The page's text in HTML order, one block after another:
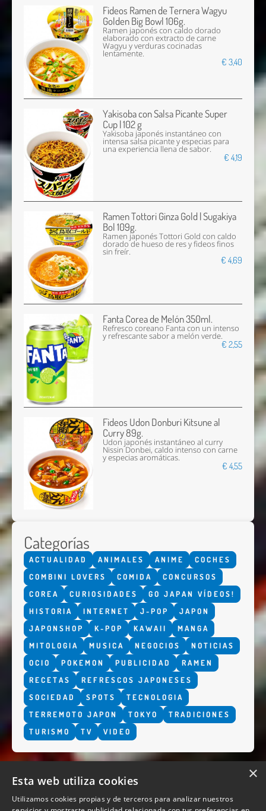
Fideos Ramen de Ternera Wagyu
Golden Big Bowl 106g.
Ramen japonés con caldo dorado
elaborado con extracto de carne
Wagyu y verduras cocinadas
lentamente.
€ 3,40
Yakisoba con Salsa Picante Super
Cup | 102 g
Yakisoba japonés instantáneo con
intensa salsa picante y especias para
una experiencia llena de sabor.
€ 4,19
Ramen Tottori Ginza Gold | Sugakiya
Bol 109g.
Ramen japonés Tottori Gold con caldo
dorado de hueso de res y fideos finos
sin freír.
€ 4,69
Fanta Corea de Melón 350ml.
Refresco coreano Fanta con un intenso
y refrescante sabor a melón verde.
€ 2,55
Fideos Udon Donburi Kitsune al
Curry 89g.
Udon japonés instantáneo al curry
Nissin Donbei, caldo intenso con carne
y especias aromáticas.
€ 4,55
Categorías
ACTUALIDAD ANIMALES ANIME
COCHES
COMBINI LOVERS
COMIDA
CONCURSOS
COREA
CURIOSIDADES
GO JAPAN VÍDEOS!
HISTORIA
INTERNET J-POP
JAPON
JAPONSHOP
K-POP KAWAII
MANGA
MITOLOGIA
MUSICA NEGOCIOS
NOTICIAS
OCIO
POKEMON PUBLICIDAD
RAMEN
RECETAS
REFRESCOS JAPONESES
SOCIEDAD
SPOTS
TECNOLOGIA
TERREMOTO JAPON
TOKYO
TRADICIONES
TURISMO
TV VIDEO
×
Esta web utiliza cookies
Utilizamos cookies propias y de terceros para analizar nuestros